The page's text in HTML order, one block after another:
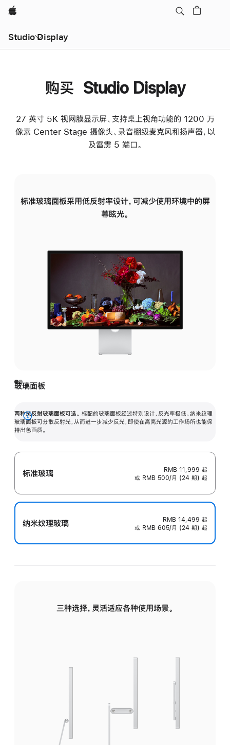
Apple
Studio Display
购买 Studio Display
27 英寸 5K 视网膜显示屏、支持桌上视角功能的 1200 万
像素 Center Stage 摄像头、录音棚级麦克风和扬声器，以
及雷雳 5 端口。
标准玻璃面板采用低反射率设计，可减少使用环境中的屏
幕眩光。
玻璃面板
两种抗反射玻璃面板可选。 标配的玻璃面板经过特别设计，反光率极低。纳米纹理
玻璃面板可分散反射光，从而进一步减少反光，即使在高亮光源的工作场所也能保
持出色画质。
展
开
标准玻璃 RMB 11,999 起
或 RMB 500/月 (24 期) 起
纳米纹理玻璃 RMB 14,499 起
或 RMB 605/月 (24 期) 起
三种选择，灵活适应各种使用场景。